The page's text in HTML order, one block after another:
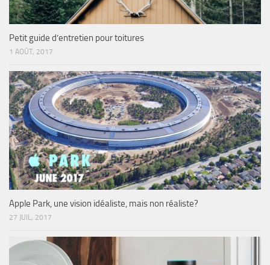
Petit guide d’entretien pour toitures
1 AOÛT, 2017
Apple Park, une vision idéaliste, mais non réaliste?
27 JUIL, 2017